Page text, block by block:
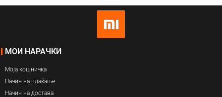
МОИ НАРАЧКИ
Моја кошничка
Начин на плаќање
Начин на достава